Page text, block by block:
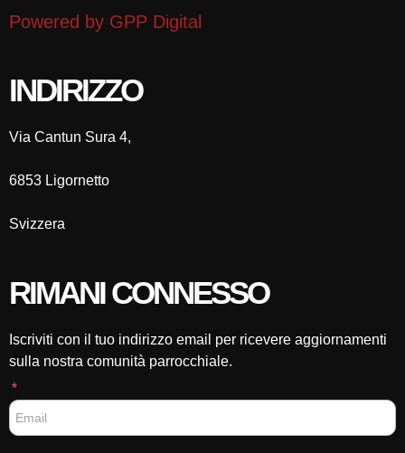
Powered by GPP Digital
INDIRIZZO
Via Cantun Sura 4,
6853 Ligornetto
Svizzera
RIMANI CONNESSO
Iscriviti con il tuo indirizzo email per ricevere aggiornamenti
sulla nostra comunità parrocchiale.
F
o
o
*